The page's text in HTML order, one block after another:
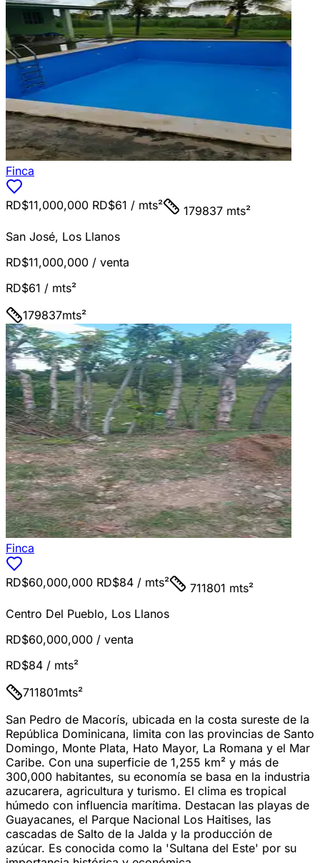
Finca
RD$11,000,000 RD$61 / mts²
179837 mts²
San José, Los Llanos
RD$11,000,000 / venta
RD$61 / mts²
179837mts²
Finca
RD$60,000,000 RD$84 / mts²
711801 mts²
Centro Del Pueblo, Los Llanos
RD$60,000,000 / venta
RD$84 / mts²
711801mts²
San Pedro de Macorís, ubicada en la costa sureste de la
República Dominicana, limita con las provincias de Santo
Domingo, Monte Plata, Hato Mayor, La Romana y el Mar
Caribe. Con una superficie de 1,255 km² y más de
300,000 habitantes, su economía se basa en la industria
azucarera, agricultura y turismo. El clima es tropical
húmedo con influencia marítima. Destacan las playas de
Guayacanes, el Parque Nacional Los Haitises, las
cascadas de Salto de la Jalda y la producción de
azúcar. Es conocida como la 'Sultana del Este' por su